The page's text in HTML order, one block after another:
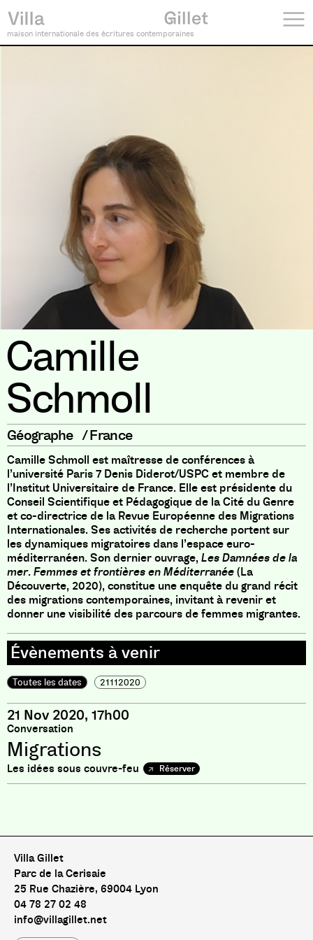
maison internationale des écritures contemporaines
Camille
Schmoll
Géographe /France
Camille Schmoll est maîtresse de conférences à
l’université Paris 7 Denis Diderot/USPC et membre de
l’Institut Universitaire de France. Elle est présidente du
Conseil Scientifique et Pédagogique de la Cité du Genre
et co-directrice de la Revue Européenne des Migrations
Internationales. Ses activités de recherche portent sur
les dynamiques migratoires dans l’espace euro-
méditerranéen. Son dernier ouvrage,Les Damnées de la
mer. Femmes et frontières en Méditerranée(La
Découverte, 2020), constitue une enquête du grand récit
des migrations contemporaines, invitant à revenir et
donner une visibilité des parcours de femmes migrantes.
Toutes les dates 21112020
21 Nov 2020, 17h00
Conversation
Migrations
Les idées sous couvre-feu Réserver
Villa Gillet
Parc de la Cerisaie
25 Rue Chazière, 69004 Lyon
04 78 27 02 48
info@villagillet.net